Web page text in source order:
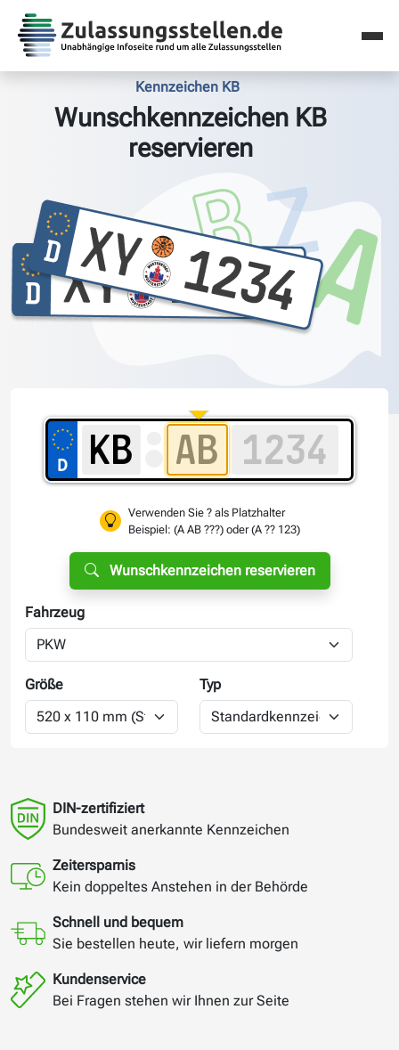
Kennzeichen KB
Wunschkennzeichen KB
reservieren
Verwenden Sie ? als Platzhalter
Beispiel: (A AB ???) oder (A ?? 123)
Wunschkennzeichen reservieren
Fahrzeug
Größe Typ
DIN-zertifiziert
Bundesweit anerkannte Kennzeichen
Zeitersparnis
Kein doppeltes Anstehen in der Behörde
Schnell und bequem
Sie bestellen heute, wir liefern morgen
Kundenservice
Bei Fragen stehen wir Ihnen zur Seite